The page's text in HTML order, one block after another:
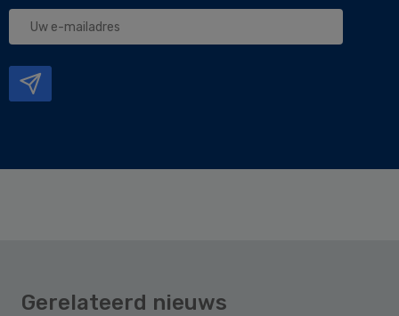
Uw
Gerelateerd nieuws